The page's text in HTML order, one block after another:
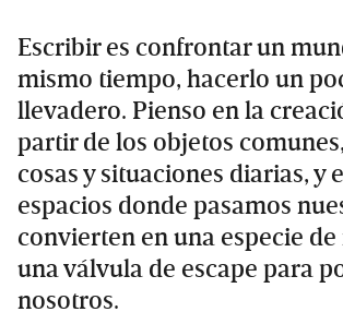
Escribir es confrontar un
mismo tiempo, hacerlo un
llevadero. Pienso en la
partir de los objetos
cosas y situaciones diarias, y
espacios donde pasamos
convierten en una especie
una válvula de escape para
nosotros.